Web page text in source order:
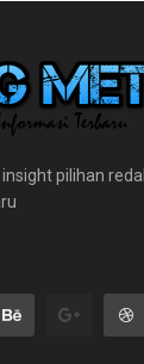
pilihan